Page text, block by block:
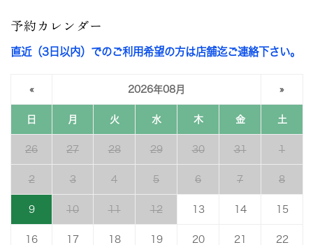
予約カレンダー
直近（3日以内）でのご利用希望の方は店舗迄ご連絡下さい。
« 2026年08月 »
日 月 火 水 木 金 土
26 27 28 29 30 31 1
2 3 4 5 6 7 8
9 10 11 12 13 14 15
16 17 18 19 20 21 22